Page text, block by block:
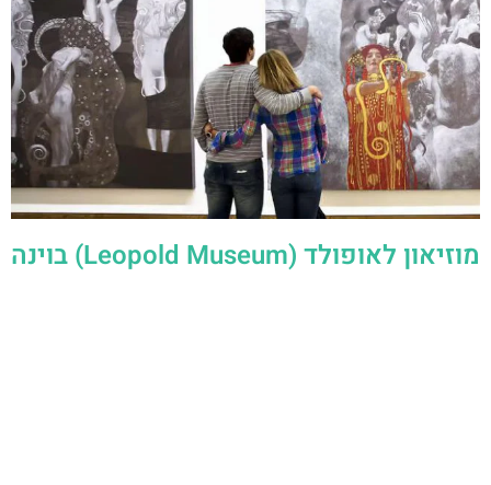
מוזיאון לאופולד (Leopold Museum) בוינה